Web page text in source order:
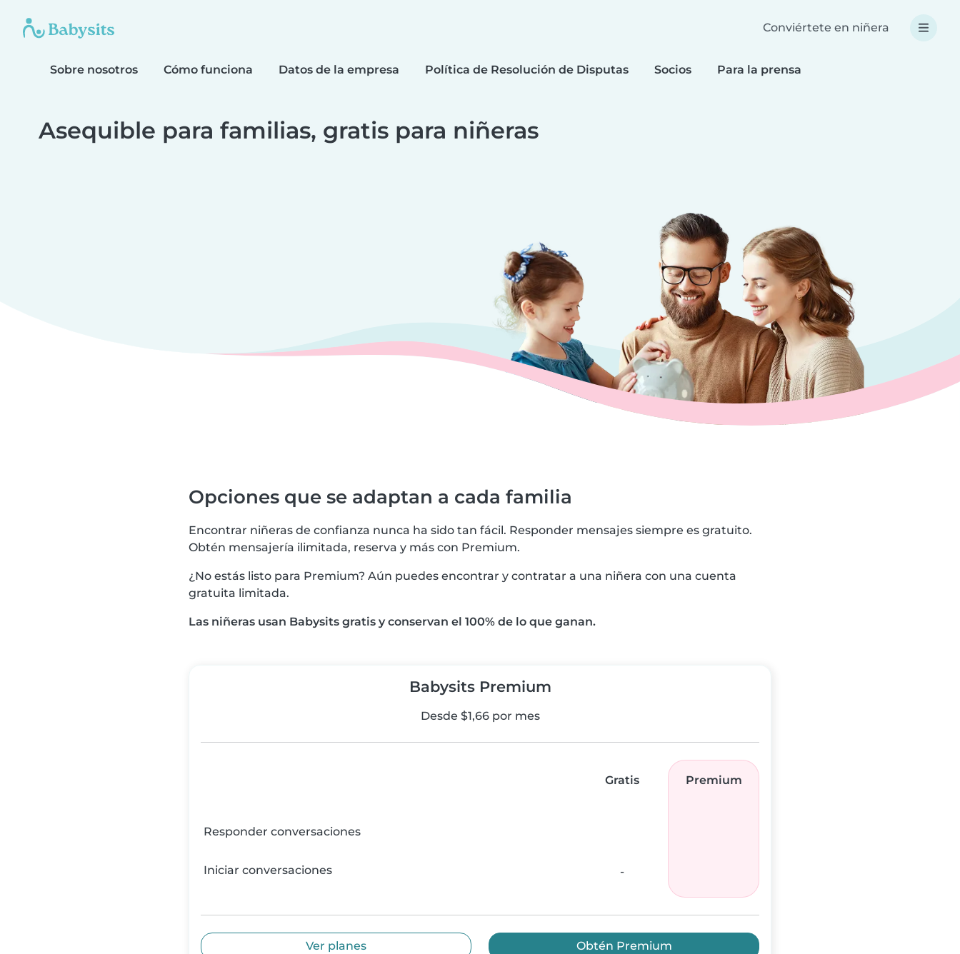
Conviértete en niñera
Sobre nosotros Cómo funciona Datos de la empresa Política de Resolución de Disputas Socios Para la prensa
Asequible para familias, gratis para niñeras
Opciones que se adaptan a cada familia
Encontrar niñeras de confianza nunca ha sido tan fácil. Responder mensajes siempre es gratuito.
Obtén mensajería ilimitada, reserva y más con Premium.
¿No estás listo para Premium? Aún puedes encontrar y contratar a una niñera con una cuenta
gratuita limitada.
Las niñeras usan Babysits gratis y conservan el 100% de lo que ganan.
Babysits Premium
Desde $1,66 por mes
Gratis Premium
Responder conversaciones
Iniciar conversaciones -
Obtén Premium
Ver planes